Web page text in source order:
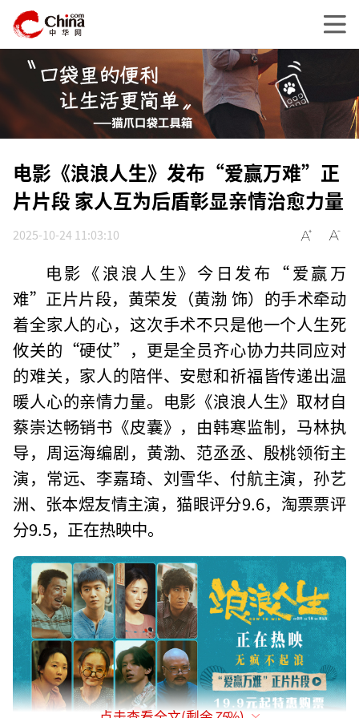
电影《浪浪人生》发布“爱赢万难”正
片片段 家人互为后盾彰显亲情治愈力量
2025-10-24 11:03:10
电影《浪浪人生》今日发布“爱赢万
难”正片片段，黄荣发（黄渤 饰）的手术牵动
着全家人的心，这次手术不只是他一个人生死
攸关的“硬仗”，更是全员齐心协力共同应对
的难关，家人的陪伴、安慰和祈福皆传递出温
暖人心的亲情力量。电影《浪浪人生》取材自
蔡崇达畅销书《皮囊》，由韩寒监制，马林执
导，周运海编剧，黄渤、范丞丞、殷桃领衔主
演，常远、李嘉琦、刘雪华、付航主演，孙艺
洲、张本煜友情主演，猫眼评分9.6，淘票票评
分9.5，正在热映中。